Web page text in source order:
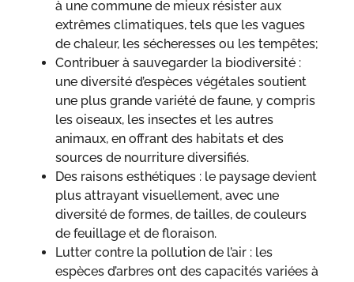
à une commune de mieux résister aux
extrêmes climatiques, tels que les vagues
de chaleur, les sécheresses ou les tempêtes;
Contribuer à sauvegarder la biodiversité :
une diversité d’espèces végétales soutient
une plus grande variété de faune, y compris
les oiseaux, les insectes et les autres
animaux, en offrant des habitats et des
sources de nourriture diversifiés.
Des raisons esthétiques : le paysage devient
plus attrayant visuellement, avec une
diversité de formes, de tailles, de couleurs
de feuillage et de floraison.
Lutter contre la pollution de l’air : les
espèces d’arbres ont des capacités variées à